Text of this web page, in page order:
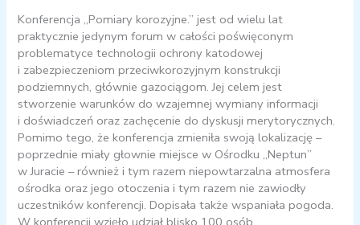
Konferencja „Pomiary korozyjne.” jest od wielu lat
praktycznie jedynym forum w całości poświęconym
problematyce technologii ochrony katodowej
i zabezpieczeniom przeciwkorozyjnym konstrukcji
podziemnych, głównie gazociągom. Jej celem jest
stworzenie warunków do wzajemnej wymiany informacji
i doświadczeń oraz zachęcenie do dyskusji merytorycznych.
Pomimo tego, że konferencja zmieniła swoją lokalizację –
poprzednie miały głownie miejsce w Ośrodku „Neptun”
w Juracie – również i tym razem niepowtarzalna atmosfera
ośrodka oraz jego otoczenia i tym razem nie zawiodły
uczestników konferencji. Dopisała także wspaniała pogoda.
W konferencji wzięło udział blisko 100 osób.